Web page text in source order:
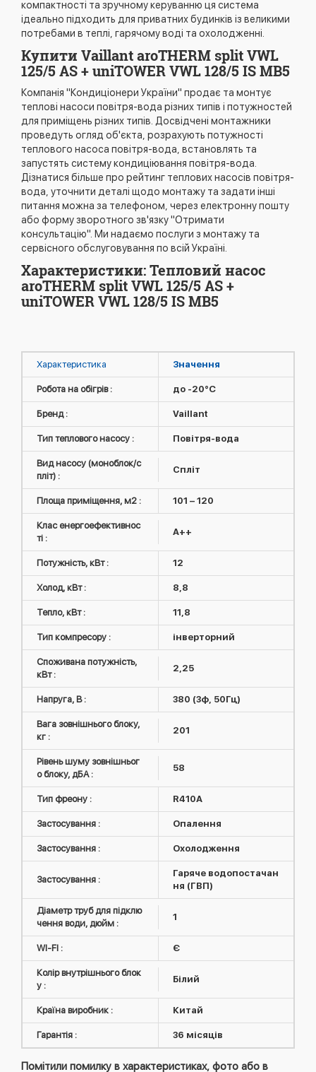
компактності та зручному керуванню ця система
ідеально підходить для приватних будинків із великими
потребами в теплі, гарячому воді та охолодженні.
Купити Vaillant aroTHERM split VWL
125/5 AS + uniTOWER VWL 128/5 IS MB5
Компанія "Кондиціонери України" продає та монтує
теплові насоси повітря-вода різних типів і потужностей
для приміщень різних типів. Досвідчені монтажники
проведуть огляд об'єкта, розрахують потужності
теплового насоса повітря-вода, встановлять та
запустять систему кондиціювання повітря-вода.
Дізнатися більше про рейтинг теплових насосів повітря-
вода, уточнити деталі щодо монтажу та задати інші
питання можна за телефоном, через електронну пошту
або форму зворотного зв'язку "Отримати
консультацію". Ми надаємо послуги з монтажу та
сервісного обслуговування по всій Україні.
Характеристики: Тепловий насос
aroTHERM split VWL 125/5 AS +
uniTOWER VWL 128/5 IS MB5
Характеристика Значення
Робота на обігрів : до -20°C
Бренд : Vaillant
Тип теплового насосу : Повітря-вода
Вид насосу (моноблок/с
пліт) :
Спліт
Площа приміщення, м2 : 101 – 120
Клас енергоефективнос
ті :
A++
Потужність, кВт : 12
Холод, кВт : 8,8
Тепло, кВт : 11,8
Тип компресору : інверторний
Споживана потужність,
кВт :
2,25
Напруга, В : 380 (3ф, 50Гц)
Вага зовнішнього блоку,
кг :
201
Рівень шуму зовнішньог
о блоку, дБА :
58
Тип фреону : R410А
Застосування : Опалення
Застосування : Охолодження
Застосування :
Гаряче водопостачан
ня (ГВП)
Діаметр труб для підклю
чення води, дюйм :
1
WI-FI : Є
Колір внутрішнього блок
у :
Білий
Країна виробник : Китай
Гарантія : 36 місяців
Помітили помилку в характеристиках, фото або в